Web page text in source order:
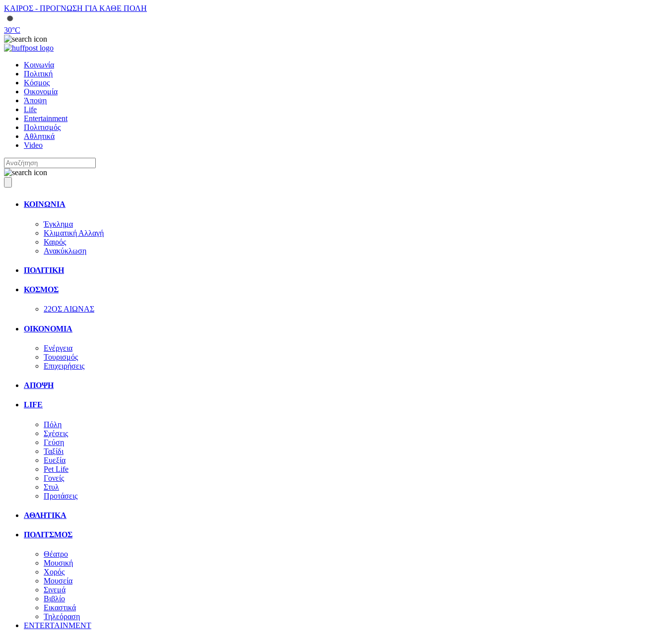
ΚΑΙΡΟΣ - ΠΡΟΓΝΩΣΗ ΓΙΑ ΚΑΘΕ ΠΟΛΗ
30°C
Κοινωνία
Πολιτική
Κόσμος
Οικονομία
Άποψη
Life
Entertainment
Πολιτισμός
Αθλητικά
Video
ΚΟΙΝΩΝΙΑ
Έγκλημα
Κλιματική Αλλαγή
Καιρός
Ανακύκλωση
ΠΟΛΙΤΙΚΗ
ΚΟΣΜΟΣ
22ΟΣ ΑΙΩΝΑΣ
ΟΙΚΟΝΟΜΙΑ
Ενέργεια
Τουρισμός
Επιχειρήσεις
ΑΠΟΨΗ
LIFE
Πόλη
Σχέσεις
Γεύση
Ταξίδι
Ευεξία
Pet Life
Γονείς
Στυλ
Προτάσεις
ΑΘΛΗΤΙΚΑ
ΠΟΛΙΤΣΜΟΣ
Θέατρο
Μουσική
Χορός
Μουσεία
Σινεμά
Βιβλίο
Εικαστικά
Τηλεόραση
ENTERTAINMENT